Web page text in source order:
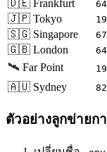
🇩🇪 Frankfurt
🇯🇵 Tokyo
🇸🇬 Singapore
🇬🇧 London
🛰️ Far Point
🇦🇺 Sydney
ตัวอย่างลูกข่ายก